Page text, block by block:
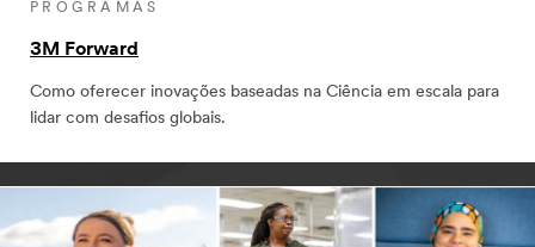
PROGRAMAS
3M Forward
Como oferecer inovações baseadas na Ciência em escala para
lidar com desafios globais.